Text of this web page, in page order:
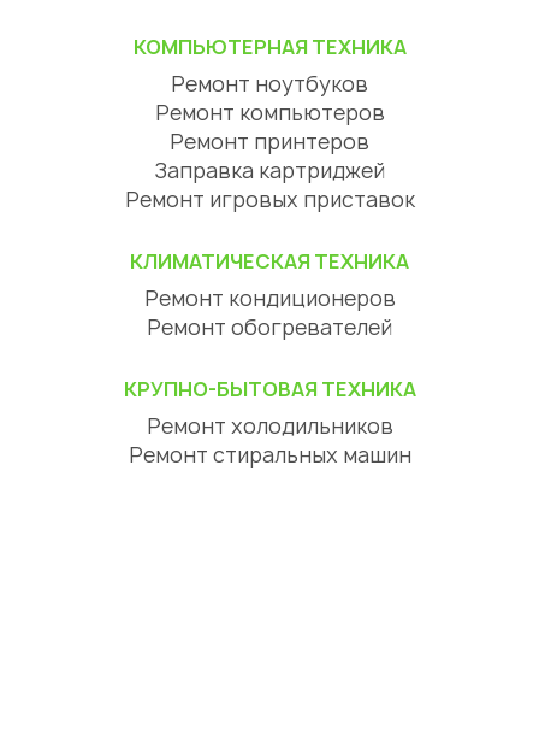
КОМПЬЮТЕРНАЯ ТЕХНИКА
Ремонт ноутбуков
Ремонт компьютеров
Ремонт принтеров
Заправка картриджей
Ремонт игровых приставок
КЛИМАТИЧЕСКАЯ ТЕХНИКА
Ремонт кондиционеров
Ремонт обогревателей
КРУПНО-БЫТОВАЯ ТЕХНИКА
Ремонт холодильников
Ремонт стиральных машин